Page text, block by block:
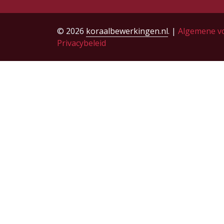
© 2026 koraalbewerkingen.nl. | Algemene
Privacybeleid